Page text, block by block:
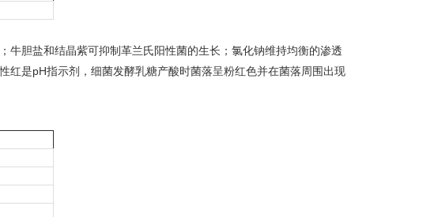
牛胆盐和结晶紫可抑制革兰氏阳性菌的生长；氯化钠维持均衡的渗透
红是pH指示剂，细菌发酵乳糖产酸时菌落呈粉红色并在菌落周围出现